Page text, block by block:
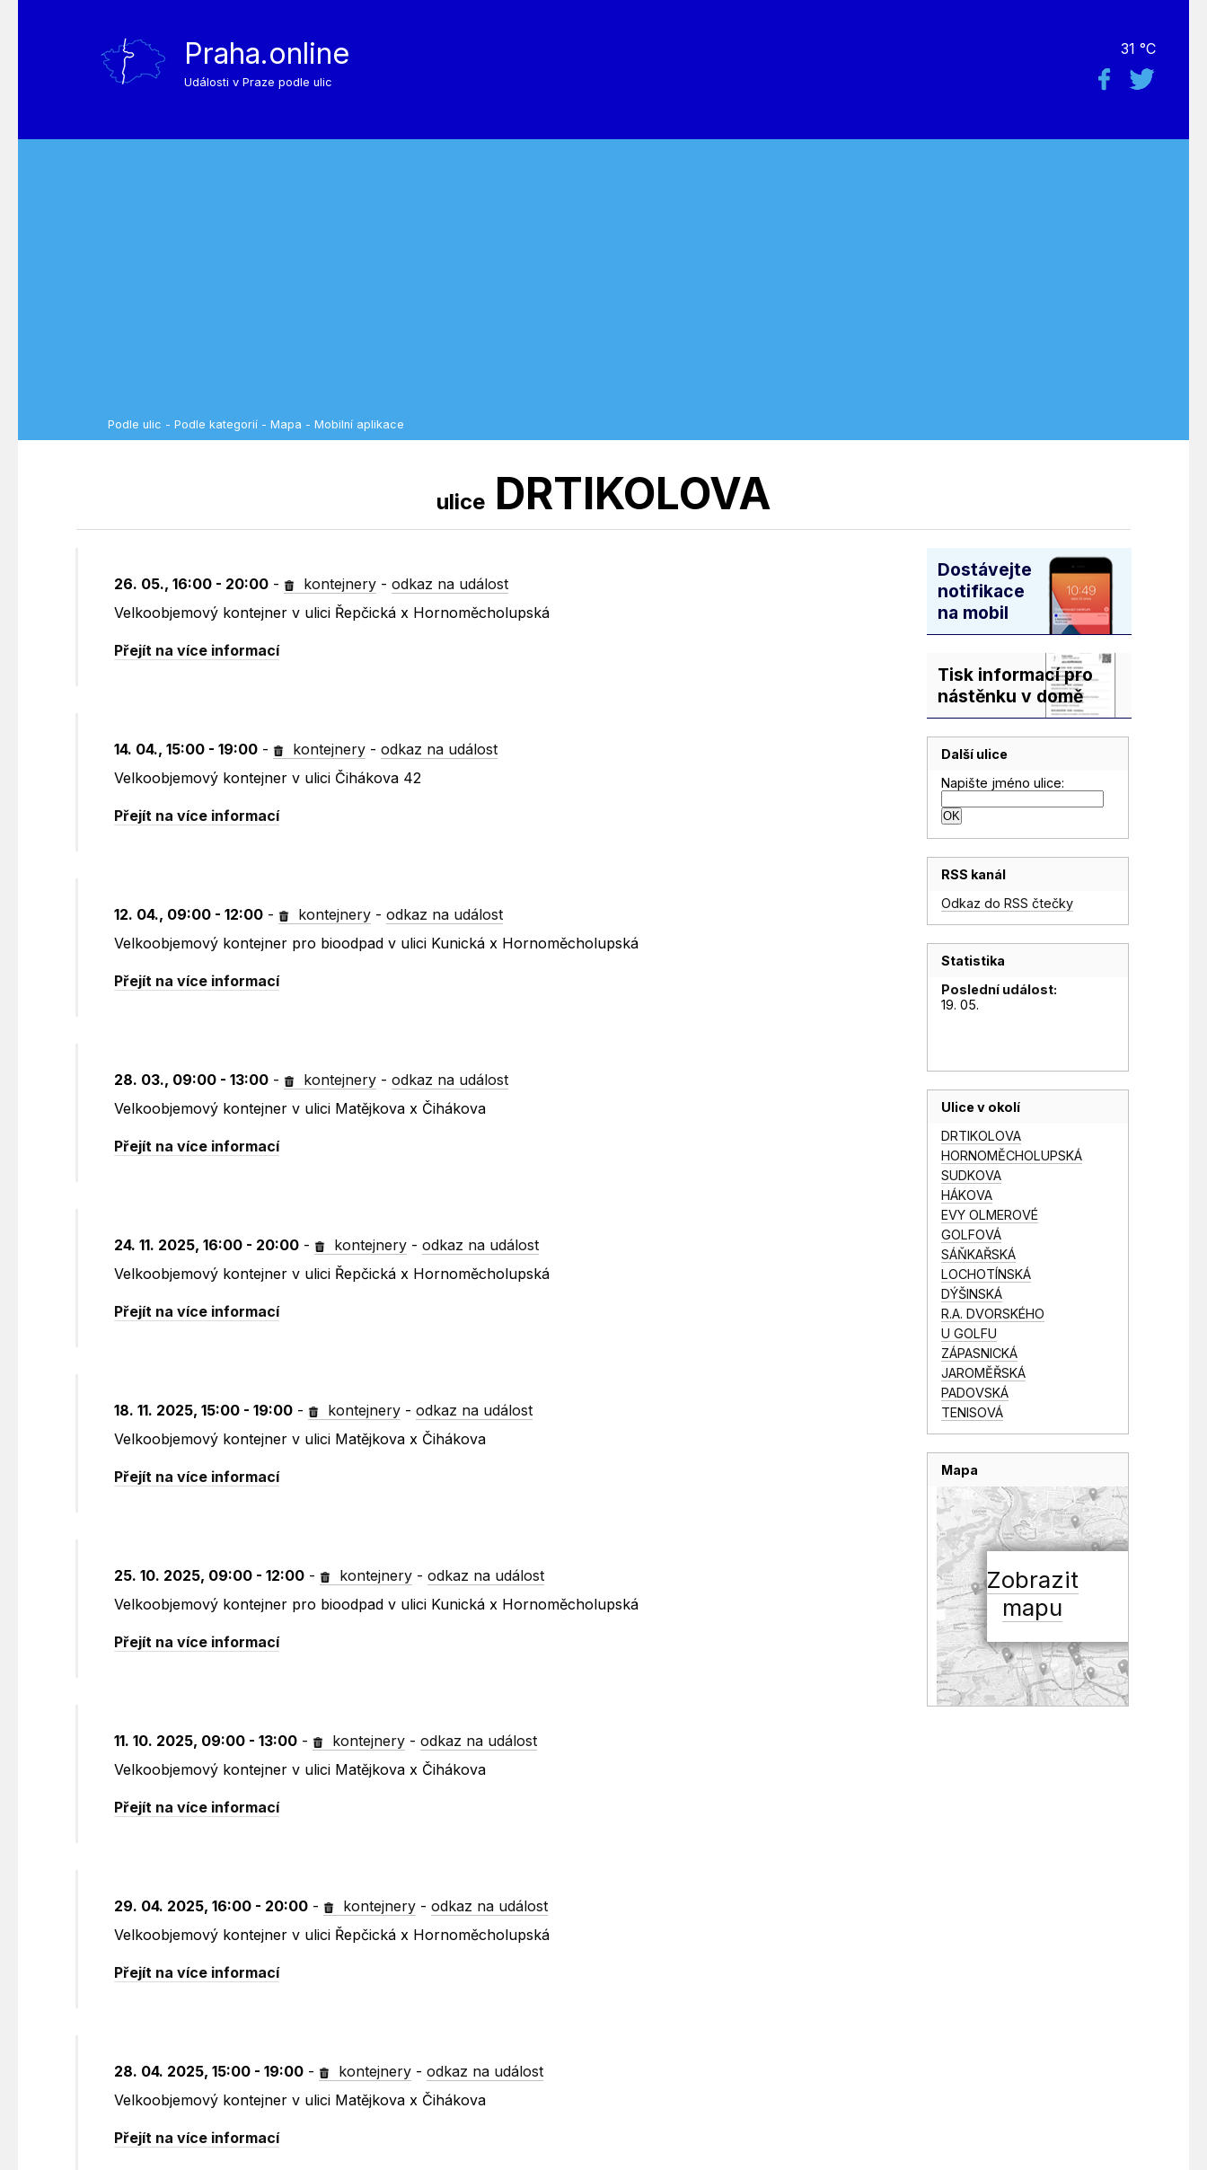
Praha.online
Události v Praze podle ulic
31 °C
Podle ulic - Podle kategorií - Mapa - Mobilní aplikace
uliceDRTIKOLOVA
26. 05., 16:00 - 20:00 - kontejnery -odkaz na událost
Velkoobjemový kontejner v ulici Řepčická x Hornoměcholupská
Přejít na více informací
14. 04., 15:00 - 19:00 - kontejnery -odkaz na událost
Velkoobjemový kontejner v ulici Čihákova 42
Přejít na více informací
12. 04., 09:00 - 12:00 - kontejnery -odkaz na událost
Velkoobjemový kontejner pro bioodpad v ulici Kunická x Hornoměcholupská
Přejít na více informací
28. 03., 09:00 - 13:00 - kontejnery -odkaz na událost
Velkoobjemový kontejner v ulici Matějkova x Čihákova
Přejít na více informací
24. 11. 2025, 16:00 - 20:00 - kontejnery -odkaz na událost
Velkoobjemový kontejner v ulici Řepčická x Hornoměcholupská
Přejít na více informací
18. 11. 2025, 15:00 - 19:00 - kontejnery -odkaz na událost
Velkoobjemový kontejner v ulici Matějkova x Čihákova
Přejít na více informací
25. 10. 2025, 09:00 - 12:00 - kontejnery -odkaz na událost
Velkoobjemový kontejner pro bioodpad v ulici Kunická x Hornoměcholupská
Přejít na více informací
11. 10. 2025, 09:00 - 13:00 - kontejnery -odkaz na událost
Velkoobjemový kontejner v ulici Matějkova x Čihákova
Přejít na více informací
29. 04. 2025, 16:00 - 20:00 - kontejnery -odkaz na událost
Velkoobjemový kontejner v ulici Řepčická x Hornoměcholupská
Přejít na více informací
28. 04. 2025, 15:00 - 19:00 - kontejnery -odkaz na událost
Velkoobjemový kontejner v ulici Matějkova x Čihákova
Přejít na více informací
Dostávejte
notifikace
na mobil
Tisk informací pro
nástěnku v domě
Další ulice
Napište jméno ulice:
RSS kanál
Odkaz do RSS čtečky
Statistika
Poslední událost:
19. 05.
Ulice v okolí
DRTIKOLOVA
HORNOMĚCHOLUPSKÁ
SUDKOVA
HÁKOVA
EVY OLMEROVÉ
GOLFOVÁ
SÁŇKAŘSKÁ
LOCHOTÍNSKÁ
DÝŠINSKÁ
R.A. DVORSKÉHO
U GOLFU
ZÁPASNICKÁ
JAROMĚŘSKÁ
PADOVSKÁ
TENISOVÁ
Mapa
Zobrazit
mapu